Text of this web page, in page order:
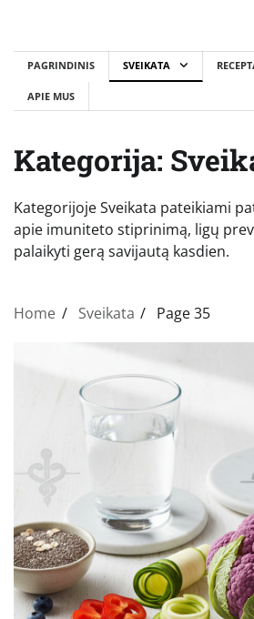
PAGRINDINIS SVEIKATA
APIE MUS
Kategorija:
Kategorijoje Sveikata pateikiami
apie imuniteto stiprinimą, ligų
palaikyti gerą savijautą kasdien.
Home Sveikata Page 35